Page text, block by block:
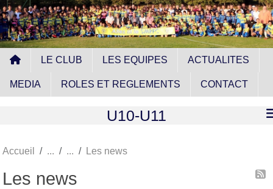
LE CLUB LES EQUIPES ACTUALITES
MEDIA ROLES ET REGLEMENTS CONTACT
U10-U11
Accueil Les news
Les news
Panneau de gestion des cookies